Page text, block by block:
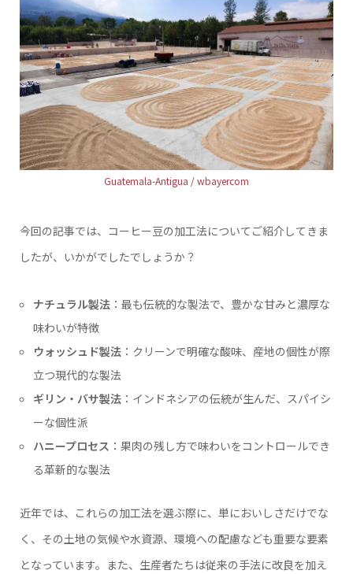
Guatemala-Antigua / wbayercom
今回の記事では、コーヒー豆の加工法についてご紹介してきま
したが、いかがでしたでしょうか？
ナチュラル製法 ：最も伝統的な製法で、豊かな甘みと濃厚な
味わいが特徴
ウォッシュド製法 ：クリーンで明確な酸味、産地の個性が際
立つ現代的な製法
ギリン・バサ製法 ：インドネシアの伝統が生んだ、スパイシ
ーな個性派
ハニープロセス ：果肉の残し方で味わいをコントロールでき
る革新的な製法
近年では、これらの加工法を選ぶ際に、単においしさだけでな
く、その土地の気候や水資源、環境への配慮なども重要な要素
となっています。また、生産者たちは従来の手法に改良を加え